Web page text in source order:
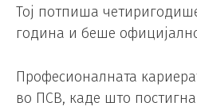
Тој потпиша
година и беше
Професионалната
во ПСВ, каде што постигна